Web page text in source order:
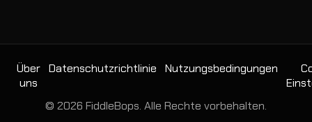
Über
uns
Datenschutzrichtlinie Nutzungsbedingungen
© 2026 FiddleBops. Alle Rechte vorbehalten.